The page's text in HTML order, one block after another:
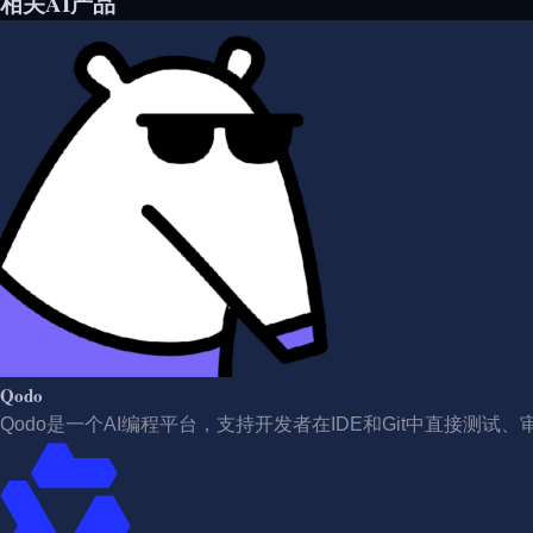
Qodo
Qodo是一个AI编程平台，支持开发者在IDE和Git中直接测试、